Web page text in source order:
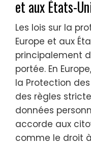
et aux États-
Les lois sur la
Europe et aux
principalement
portée. En
la Protection
des règles
données
accorde aux
comme le droit